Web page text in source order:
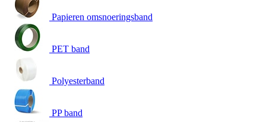
Papieren omsnoeringsband
PET band
Polyesterband
PP band